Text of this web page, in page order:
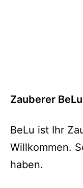
Zauberer
BeLu ist Ihr
Willkommen.
haben.